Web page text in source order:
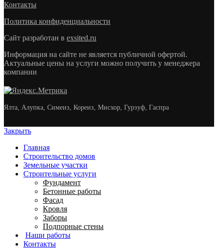
Контакты
Политика конфиденциальности
Сайт разработан в exsited.ru
Информация на сайте не является публичной офертой.
Актуальные цены на услуги можно получить у менеджера
компании
Ялта, Алупка, Симеиз, Кореиз, Мисхор, Гурзуф, Гаспра
Закрыть
Главная
Строительство домов
Земельные участки
Строительные услуги
Фундамент
Бетонные работы
Фасад
Кровля
Заборы
Подпорные стены
Наши работы
Контакты